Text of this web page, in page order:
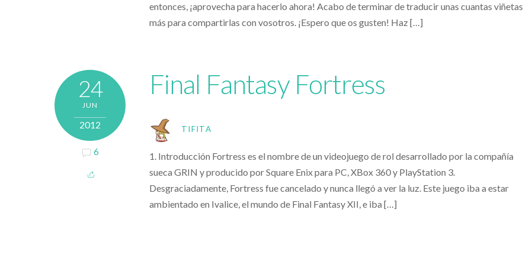
entonces, ¡aprovecha para hacerlo ahora! Acabo de terminar de traducir unas cuantas viñetas
más para compartirlas con vosotros. ¡Espero que os gusten! Haz […]
24
JUN
2012
6
Final Fantasy Fortress
TIFITA
1. Introducción Fortress es el nombre de un videojuego de rol desarrollado por la compañía
sueca GRIN y producido por Square Enix para PC, XBox 360 y PlayStation 3.
Desgraciadamente, Fortress fue cancelado y nunca llegó a ver la luz. Este juego iba a estar
ambientado en Ivalice, el mundo de Final Fantasy XII, e iba […]